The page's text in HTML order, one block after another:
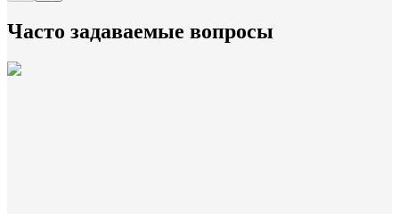
Часто задаваемые вопросы